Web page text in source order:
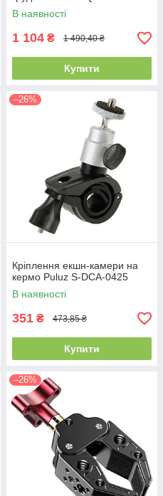
M02
В наявності
1 104 ₴ 1 490,40 ₴
Купити
–26%
Кріплення екшн-камери на
кермо Puluz S-DCA-0425
В наявності
351 ₴ 473,85 ₴
Купити
–26%